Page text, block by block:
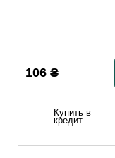
106 ₴
Купить в
кредит